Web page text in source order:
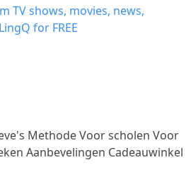
MethodeVoor scholen Voor
Aanbevelingen Cadeauwinkel